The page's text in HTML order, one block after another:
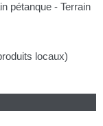
pétanque - Terrain
locaux)